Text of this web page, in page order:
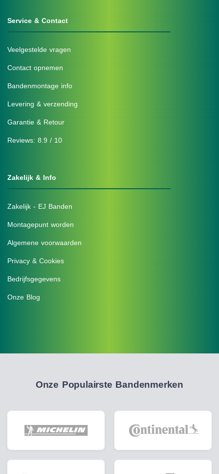
Service & Contact
Veelgestelde vragen
Contact opnemen
Bandenmontage info
Levering & verzending
Garantie & Retour
Reviews: 8.9 / 10
Zakelijk & Info
Zakelijk - EJ Banden
Montagepunt worden
Algemene voorwaarden
Privacy & Cookies
Bedrijfsgegevens
Onze Blog
Onze Populairste Bandenmerken